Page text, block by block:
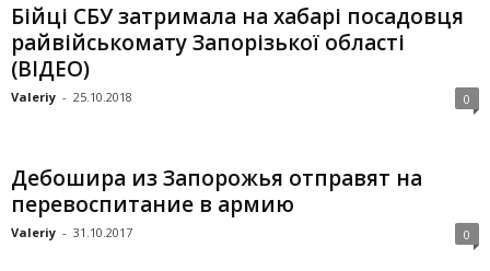
Бійці СБУ затримала на хабарі посадовця
райвійськомату Запорізької області
(ВІДЕО)
Valeriy - 25.10.2018 0
Дебошира из Запорожья отправят на
перевоспитание в армию
Valeriy - 31.10.2017 0